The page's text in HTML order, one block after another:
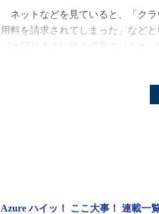
ネットなどを見ていると、「ク
用料を請求されてしまった」など
バと同じように使う感覚でいると
Azureを使い始めて1カ月。
ぼずっと動作させ続けてみました
Azure ハイッ！ ここ大事！ 連載一